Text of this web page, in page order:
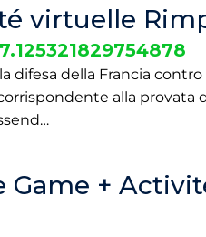
virtuelle
difesa della Francia
alla
Game +